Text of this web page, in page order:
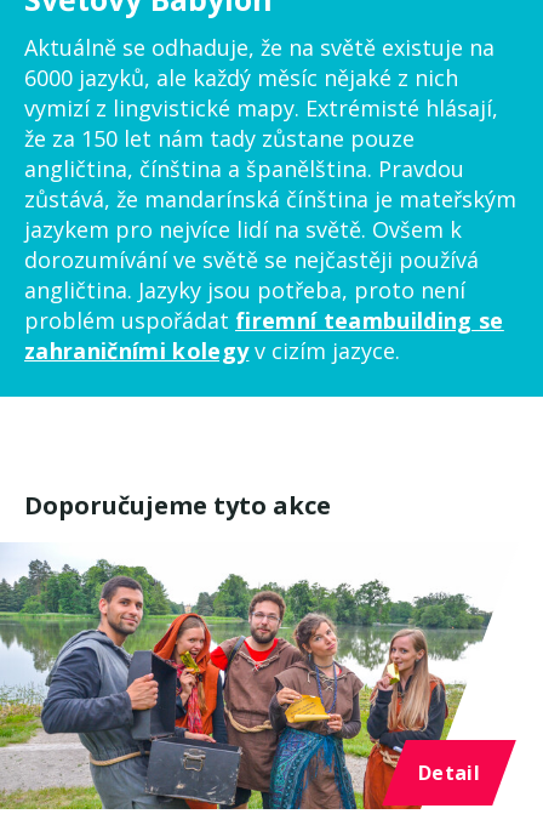
Aktuálně se odhaduje, že na světě existuje na
6000 jazyků, ale každý měsíc nějaké z nich
vymizí z lingvistické mapy. Extrémisté hlásají,
že za 150 let nám tady zůstane pouze
angličtina, čínština a španělština. Pravdou
zůstává, že mandarínská čínština je mateřským
jazykem pro nejvíce lidí na světě. Ovšem k
dorozumívání ve světě se nejčastěji používá
angličtina. Jazyky jsou potřeba, proto není
problém uspořádat firemní teambuilding se
zahraničními kolegyv cizím jazyce.
Doporučujeme tyto akce
Detail